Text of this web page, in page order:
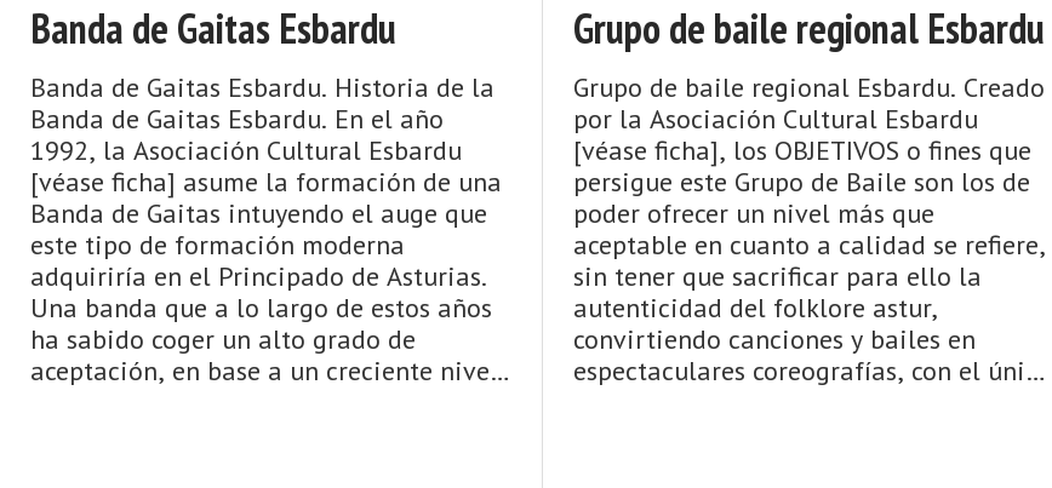
Banda de Gaitas Esbardu
Banda de Gaitas Esbardu. Historia de la
Banda de Gaitas Esbardu. En el año
1992, la Asociación Cultural Esbardu
[véase ficha] asume la formación de una
Banda de Gaitas intuyendo el auge que
este tipo de formación moderna
adquiriría en el Principado de Asturias.
Una banda que a lo largo de estos años
ha sabido coger un alto grado de
aceptación, en base a un creciente nivel
Grupo de baile regional Esbardu
Grupo de baile regional Esbardu. Creado
por la Asociación Cultural Esbardu
[véase ficha], los OBJETIVOS o fines que
persigue este Grupo de Baile son los de
poder ofrecer un nivel más que
aceptable en cuanto a calidad se refiere,
sin tener que sacrificar para ello la
autenticidad del folklore astur,
convirtiendo canciones y bailes en
espectaculares coreografías, con el único